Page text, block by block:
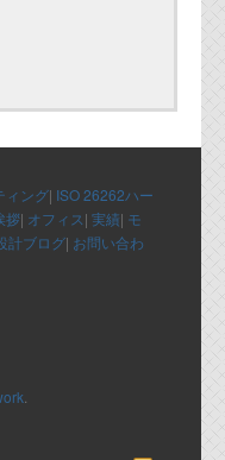
ィング| ISO 26262ハー
拶| オフィス| 実績| モ
計ブログ| お問い合わ